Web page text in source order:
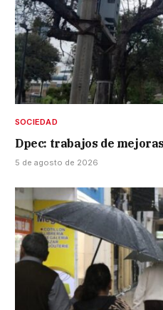
SOCIEDAD
Dpec: trabajos de
5 de agosto de 2026